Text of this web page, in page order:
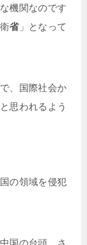
機関なのです
省」となって
、国際社会か
思われるよう
の領域を侵犯
国の台頭、さ